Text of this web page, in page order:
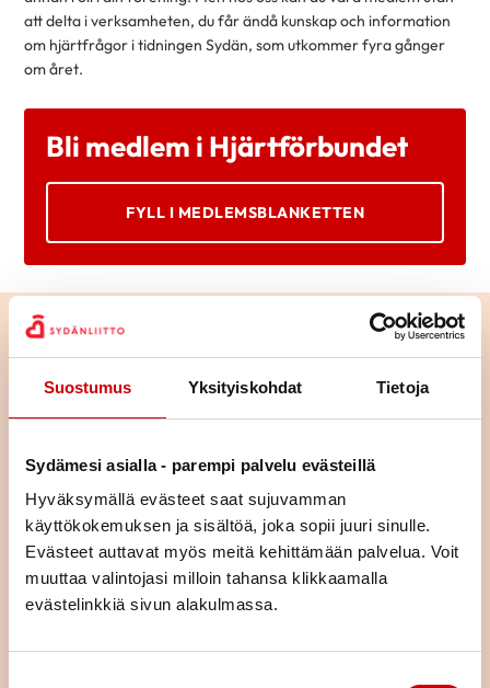
Suostumus Yksityiskohdat Tietoja
Sydämesi asialla - parempi palvelu evästeillä
Hyväksymällä evästeet saat sujuvamman
käyttökokemuksen ja sisältöä, joka sopii juuri sinulle.
Evästeet auttavat myös meitä kehittämään palvelua. Voit
muuttaa valintojasi milloin tahansa klikkaamalla
evästelinkkiä sivun alakulmassa.
att delta i verksamheten, du får ändå kunskap och information
om hjärtfrågor i tidningen Sydän, som utkommer fyra gånger
om året.
Bli medlem i Hjärtförbundet
FYLL I MEDLEMSBLANKETTEN
Föreningarna i vårt område anordnar en mängd mångsidiga